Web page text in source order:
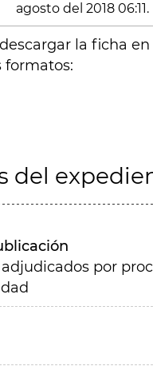
agosto del 2018 06:11.
la ficha en
formatos:
del
por